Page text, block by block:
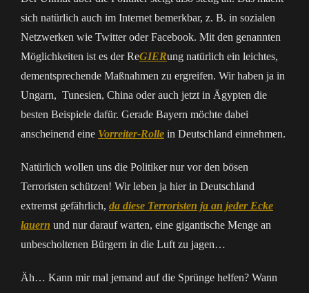
sich natürlich auch im Internet bemerkbar, z. B. in sozialen
Netzwerken wie Twitter oder Facebook. Mit den genannten
Möglichkeiten ist es der ReGIERung natürlich ein leichtes,
dementsprechende Maßnahmen zu ergreifen. Wir haben ja in
Ungarn, Tunesien, China oder auch jetzt in Ägypten die
besten Beispiele dafür. Gerade Bayern möchte dabei
anscheinend eine Vorreiter-Rolle in Deutschland einnehmen.
Natürlich wollen uns die Politiker nur vor den bösen
Terroristen schützen! Wir leben ja hier in Deutschland
extremst gefährlich, da diese Terroristen ja an jeder Ecke
lauern und nur darauf warten, eine gigantische Menge an
unbescholtenen Bürgern in die Luft zu jagen…
Äh… Kann mir mal jemand auf die Sprünge helfen? Wann